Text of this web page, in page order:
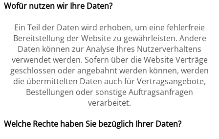
Wofür nutzen wir Ihre Daten?
Ein Teil der Daten wird erhoben, um eine fehlerfreie
Bereitstellung der Website zu gewährleisten. Andere
Daten können zur Analyse Ihres Nutzerverhaltens
verwendet werden. Sofern über die Website Verträge
geschlossen oder angebahnt werden können, werden
die übermittelten Daten auch für Vertragsangebote,
Bestellungen oder sonstige Auftragsanfragen
verarbeitet.
Welche Rechte haben Sie bezüglich Ihrer Daten?